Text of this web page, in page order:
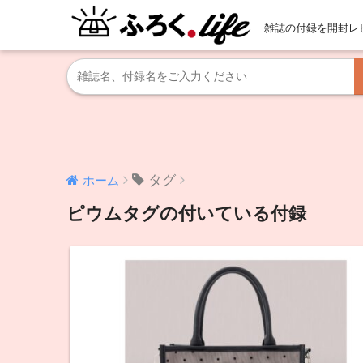
雑誌の付録を開封レ
ホーム タグ
ピウムタグの付いている付録